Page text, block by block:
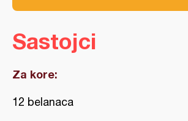
Sastojci
Za kore:
12 belanaca